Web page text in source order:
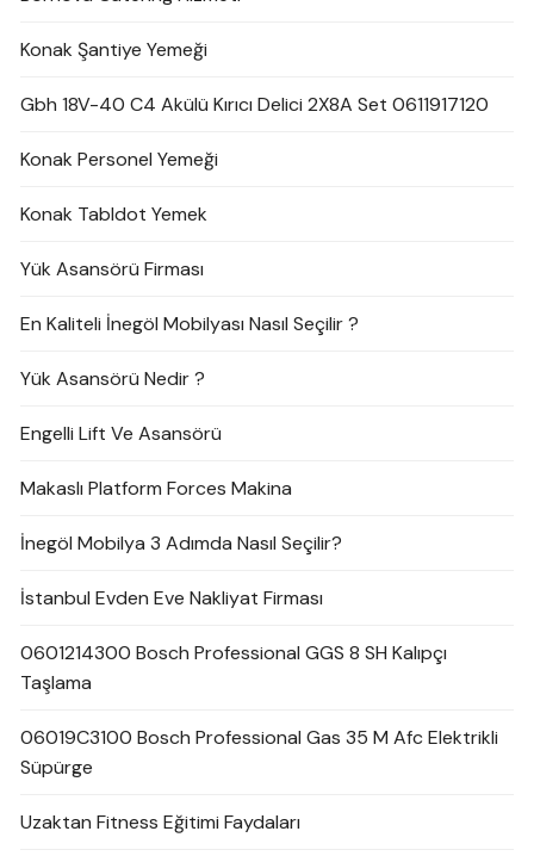
Konak Şantiye Yemeği
Gbh 18V-40 C4 Akülü Kırıcı Delici 2X8A Set 0611917120
Konak Personel Yemeği
Konak Tabldot Yemek
Yük Asansörü Firması
En Kaliteli İnegöl Mobilyası Nasıl Seçilir ?
Yük Asansörü Nedir ?
Engelli Lift Ve Asansörü
Makaslı Platform Forces Makina
İnegöl Mobilya 3 Adımda Nasıl Seçilir?
İstanbul Evden Eve Nakliyat Firması
0601214300 Bosch Professional GGS 8 SH Kalıpçı
Taşlama
06019C3100 Bosch Professional Gas 35 M Afc Elektrikli
Süpürge
Uzaktan Fitness Eğitimi Faydaları